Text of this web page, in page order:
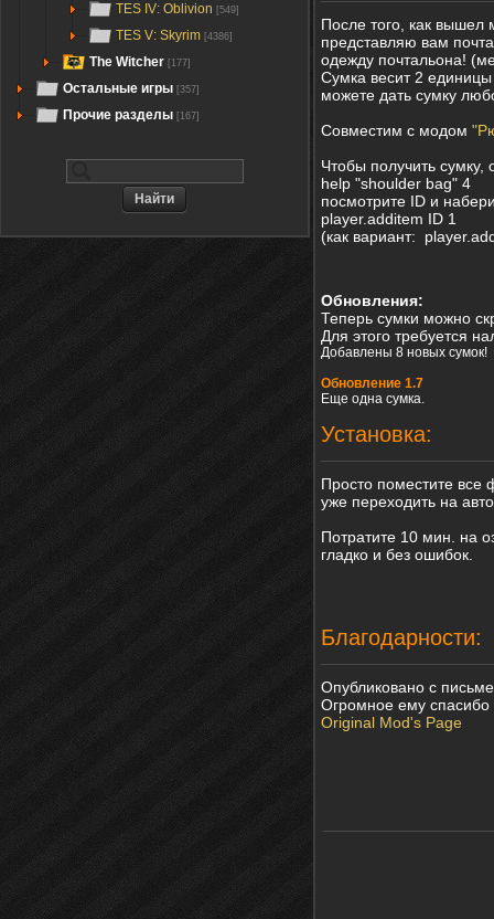
TES IV: Oblivion [549]
TES V: Skyrim [4386]
The Witcher [177]
Остальные игры [357]
Прочие разделы [167]
После того, как вышел
представляю вам
одежду почтальона!
Сумка весит 2
можете дать сумку
Совместим с модом
Чтобы получить сумку,
help "shoulder bag" 4
посмотрите ID и
player.additem ID 1
(как вариант:
Обновления:
Теперь сумки можно
Для этого требуется
Добавлены 8 новых сумок!
Обновление 1.7
Еще одна сумка.
Установка:
Просто поместите все
уже переходить на
Потратите 10 мин. на
гладко и без ошибок.
Благодарности:
Опубликовано с
Огромное ему
Original Mod's Page